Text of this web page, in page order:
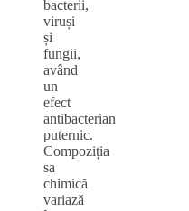
bacterii,
viruși
și
fungii,
având
un
efect
antibacterian
puternic.
Compoziția
sa
chimică
variază